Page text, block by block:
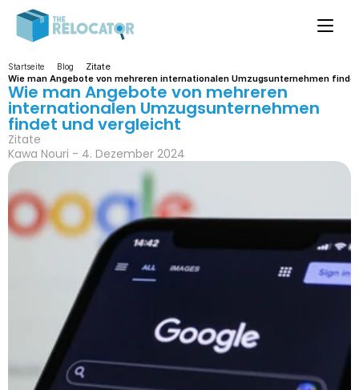
Startseite Blog
Zitate
Wie man Angebote von mehreren internationalen Umzugsunternehmen
Wie man Angebote von mehreren
internationalen Umzugsunternehmen
findet und vergleicht
Zitate
Kawa Nouri - 4. Dezember 2024